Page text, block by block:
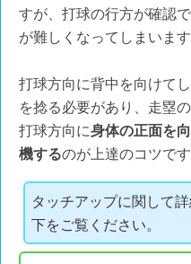
すが、打球の行方が確認
が難しくなってしまいます
打球方向に背中を向けて
を捻る必要があり、走塁
打球方向に身体の正面を
機するのが上達のコツです
タッチアップに関して
下をご覧ください。